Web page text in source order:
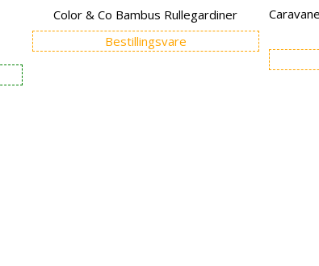
Color & Co Bambus Rullegardiner
Bestillingsvare